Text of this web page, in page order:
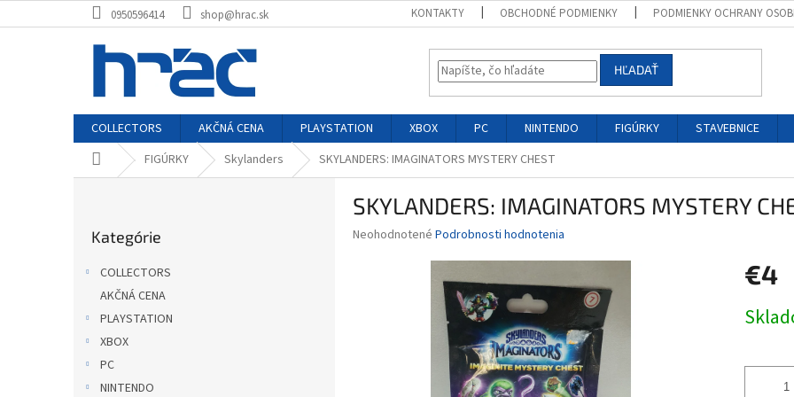
na
0950596414 shop@hrac.sk KONTAKTY OBCHODNÉ PODMIENKY PODMIENKY OCHRANY
HĽADAŤ
COLLECTORS AKČNÁ CENA PLAYSTATION XBOX PC NINTENDO FIGÚRKY STAVEBNICE
DomovFIGÚRKY Skylanders SKYLANDERS: IMAGINATORS MYSTERY CHEST
kategórie
Kategórie
COLLECTORS
AKČNÁ CENA
PLAYSTATION
XBOX
PC
NINTENDO
SKYLANDERS: IMAGINATORS MYSTERY
Priemerné
Neohodnotené Podrobnosti hodnotenia
€4
cena: